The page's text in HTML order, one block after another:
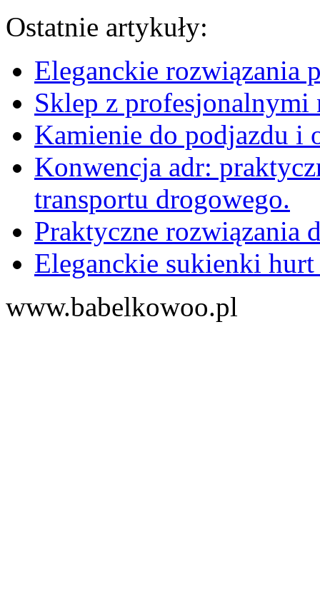
Ostatnie artykuły:
Eleganckie rozwiązania
Sklep z profesjonalnymi
Kamienie do podjazdu i
Konwencja adr:
transportu drogowego.
Praktyczne rozwiązania
Eleganckie sukienki
www.babelkowoo.pl